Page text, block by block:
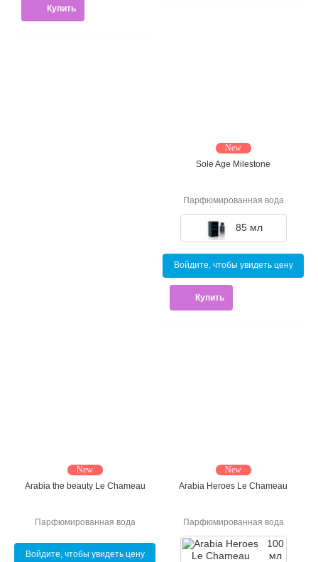
Купить
New
Sole Age Milestone
Парфюмированная вода
85 мл
Войдите, чтобы увидеть цену
Купить
New
Arabia the beauty Le Chameau
Парфюмированная вода
Войдите, чтобы увидеть цену
New
Arabia Heroes Le Chameau
Парфюмированная вода
100
мл